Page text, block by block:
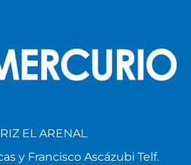
EL ARENAL
y Francisco Ascázubi Telf.